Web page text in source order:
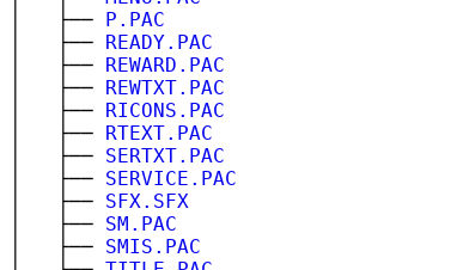
│ ├── P.PAC
│ ├── READY.PAC
│ ├── REWARD.PAC
│ ├── REWTXT.PAC
│ ├── RICONS.PAC
│ ├── RTEXT.PAC
│ ├── SERTXT.PAC
│ ├── SERVICE.PAC
│ ├── SFX.SFX
│ ├── SM.PAC
│ ├── SMIS.PAC